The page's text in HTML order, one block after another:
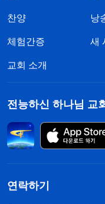
찬양 낭
체험간증 새
교회 소개
전능하신 하나님 교
연락하기